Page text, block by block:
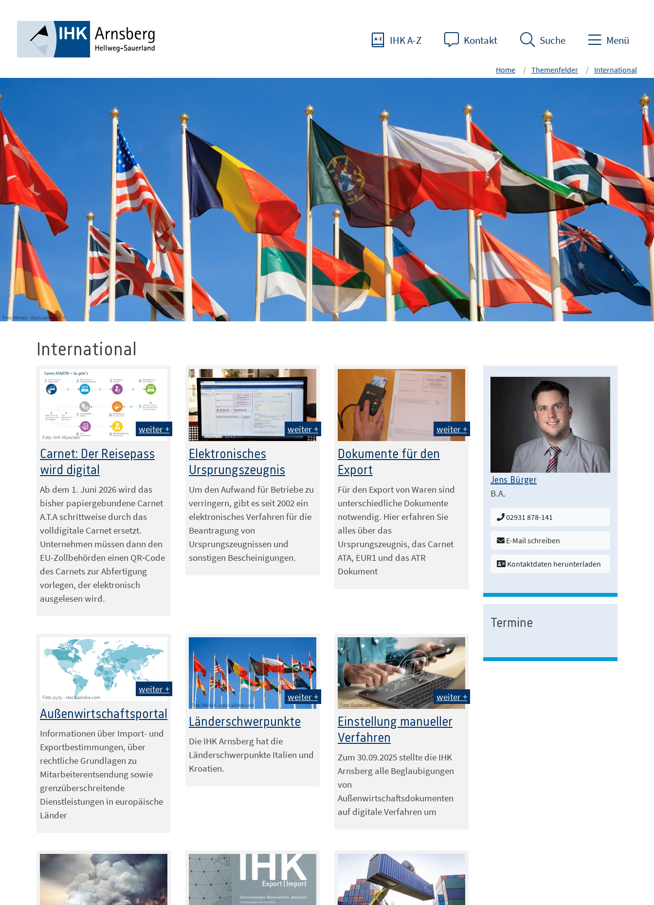
IHK A-Z Kontakt Suche Menü
Home Themenfelder International
Foto: Mikhail - stock.adobe.com
International
Foto: IHK München
weiter +
Carnet: Der Reisepass
wird digital
Ab dem 1. Juni 2026 wird das
bisher papiergebundene Carnet
A.T.A schrittweise durch das
volldigitale Carnet ersetzt.
Unternehmen müssen dann den
EU-Zollbehörden einen QR‑Code
des Carnets zur Abfertigung
vorlegen, der elektronisch
ausgelesen wird.
Foto: Becker/IHK
weiter +
Elektronisches
Ursprungszeugnis
Um den Aufwand für Betriebe zu
verringern, gibt es seit 2002 ein
elektronisches Verfahren für die
Beantragung von
Ursprungszeugnissen und
sonstigen Bescheinigungen.
weiter +
Dokumente für den
Export
Für den Export von Waren sind
unterschiedliche Dokumente
notwendig. Hier erfahren Sie
alles über das
Ursprungszeugnis, das Carnet
ATA, EUR1 und das ATR
Dokument
Foto: pyty - stock.adobe.com
weiter +
Außenwirtschaftsportal
Informationen über Import- und
Exportbestimmungen, über
rechtliche Grundlagen zu
Mitarbeiterentsendung sowie
grenzüberschreitende
Dienstleistungen in europäische
Länder
Foto: Mikhail - stock.adobe.com
weiter +
Länderschwerpunkte
Die IHK Arnsberg hat die
Länderschwerpunkte Italien und
Kroatien.
Foto: GustavsMD - stock.adobe.com
weiter +
Einstellung manueller
Verfahren
Zum 30.09.2025 stellte die IHK
Arnsberg alle Beglaubigungen
von
Außenwirtschaftsdokumenten
auf digitale Verfahren um
Jens Bürger
B.A.
02931 878-141
E-Mail schreiben
Kontaktdaten herunterladen
Termine